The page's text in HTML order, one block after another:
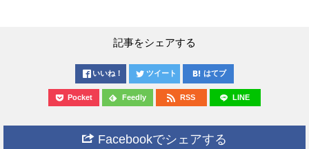
記事をシェアする
いいね！ ツイート はてブ
Pocket Feedly RSS LINE
Facebookでシェアする